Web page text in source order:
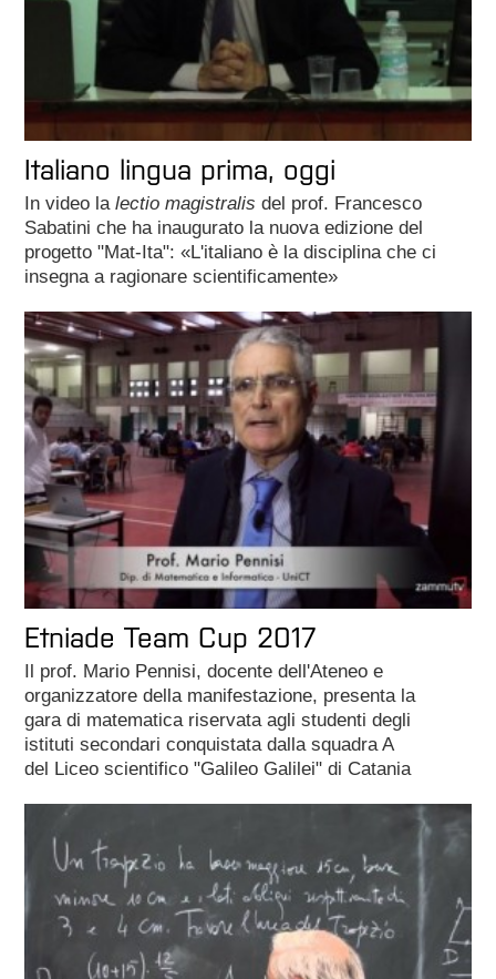
Italiano lingua prima, oggi
In video lalectio magistralisdel prof. Francesco
Sabatini che ha inaugurato la nuova edizione del
progetto "Mat-Ita": «L'italiano è la disciplina che ci
insegna a ragionare scientificamente»
Etniade Team Cup 2017
Il prof. Mario Pennisi, docente dell'Ateneo e
organizzatore della manifestazione, presenta la
gara di matematica riservata agli studenti degli
istituti secondari conquistata dalla squadra A
del Liceo scientifico "Galileo Galilei" di Catania